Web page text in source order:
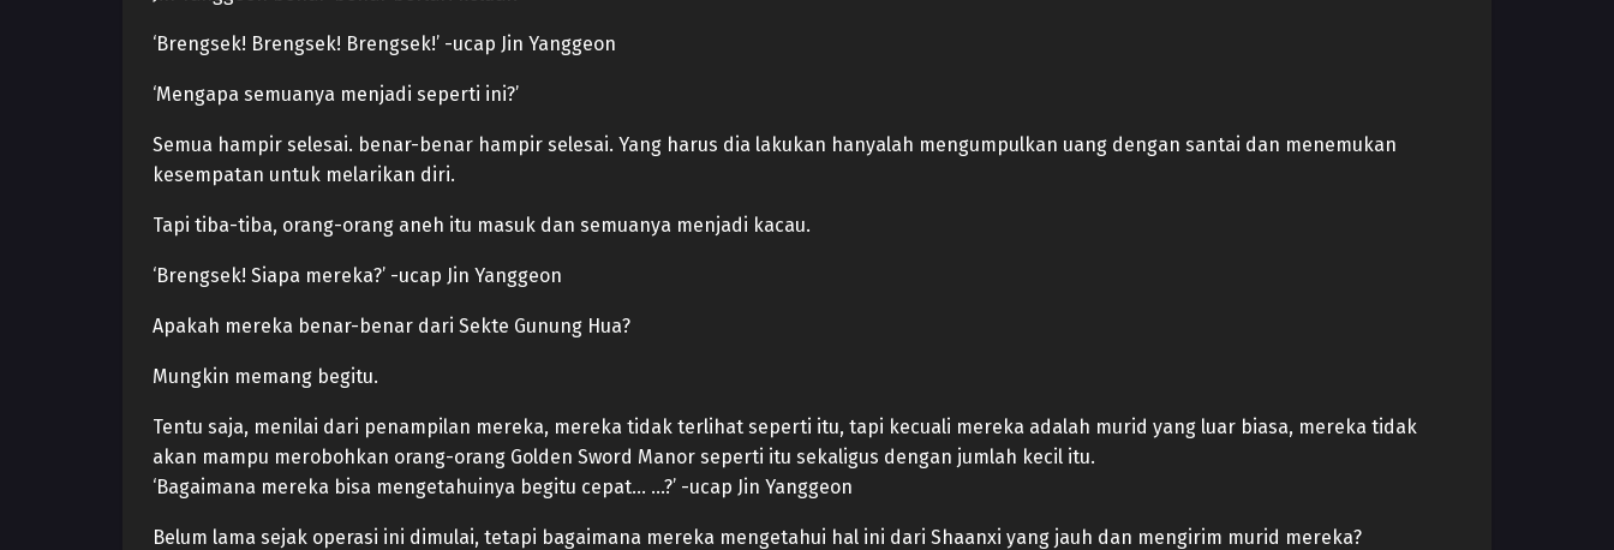
‘Brengsek! Brengsek! Brengsek!’ -ucap Jin Yanggeon
‘Mengapa semuanya menjadi seperti ini?’
Semua hampir selesai. benar-benar hampir selesai. Yang harus dia lakukan hanyalah mengumpulkan uang dengan santai dan menemukan
kesempatan untuk melarikan diri.
Tapi tiba-tiba, orang-orang aneh itu masuk dan semuanya menjadi kacau.
‘Brengsek! Siapa mereka?’ -ucap Jin Yanggeon
Apakah mereka benar-benar dari Sekte Gunung Hua?
Mungkin memang begitu.
Tentu saja, menilai dari penampilan mereka, mereka tidak terlihat seperti itu, tapi kecuali mereka adalah murid yang luar biasa, mereka tidak
akan mampu merobohkan orang-orang Golden Sword Manor seperti itu sekaligus dengan jumlah kecil itu.
‘Bagaimana mereka bisa mengetahuinya begitu cepat… …?’ -ucap Jin Yanggeon
Belum lama sejak operasi ini dimulai, tetapi bagaimana mereka mengetahui hal ini dari Shaanxi yang jauh dan mengirim murid mereka?